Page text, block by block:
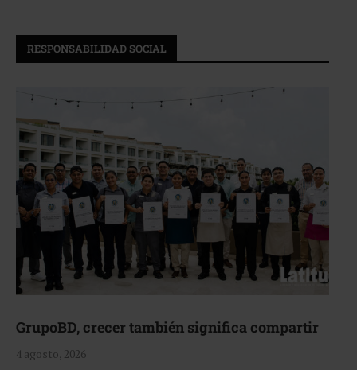
RESPONSABILIDAD SOCIAL
GrupoBD, crecer también significa compartir
4 agosto, 2026